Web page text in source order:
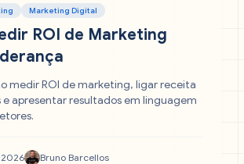
Marketing Digital
ROI de Marketing
medir ROI de marketing, ligar receita
e apresentar resultados em linguagem
2026 Bruno Barcellos